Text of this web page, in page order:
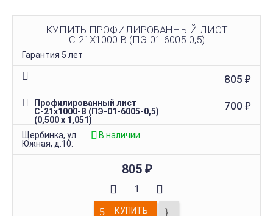
КУПИТЬ ПРОФИЛИРОВАННЫЙ ЛИСТ
С-21Х1000-B (ПЭ-01-6005-0,5)
Гарантия 5 лет
805 ₽
Профилированный лист
С-21х1000-B (ПЭ-01-6005-0,5)
(0,500 х 1,051)
700 ₽
Щербинка, ул.
Южная, д.10:
В наличии
805 ₽
КУПИТЬ